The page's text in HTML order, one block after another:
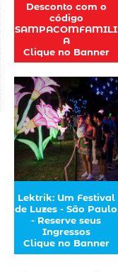
Desconto com o
código
SAMPACOMFAMILI
A
Clique no Banner
Lektrik: Um Festival
de Luzes - São Paulo
- Reserve seus
Ingressos
Clique no Banner